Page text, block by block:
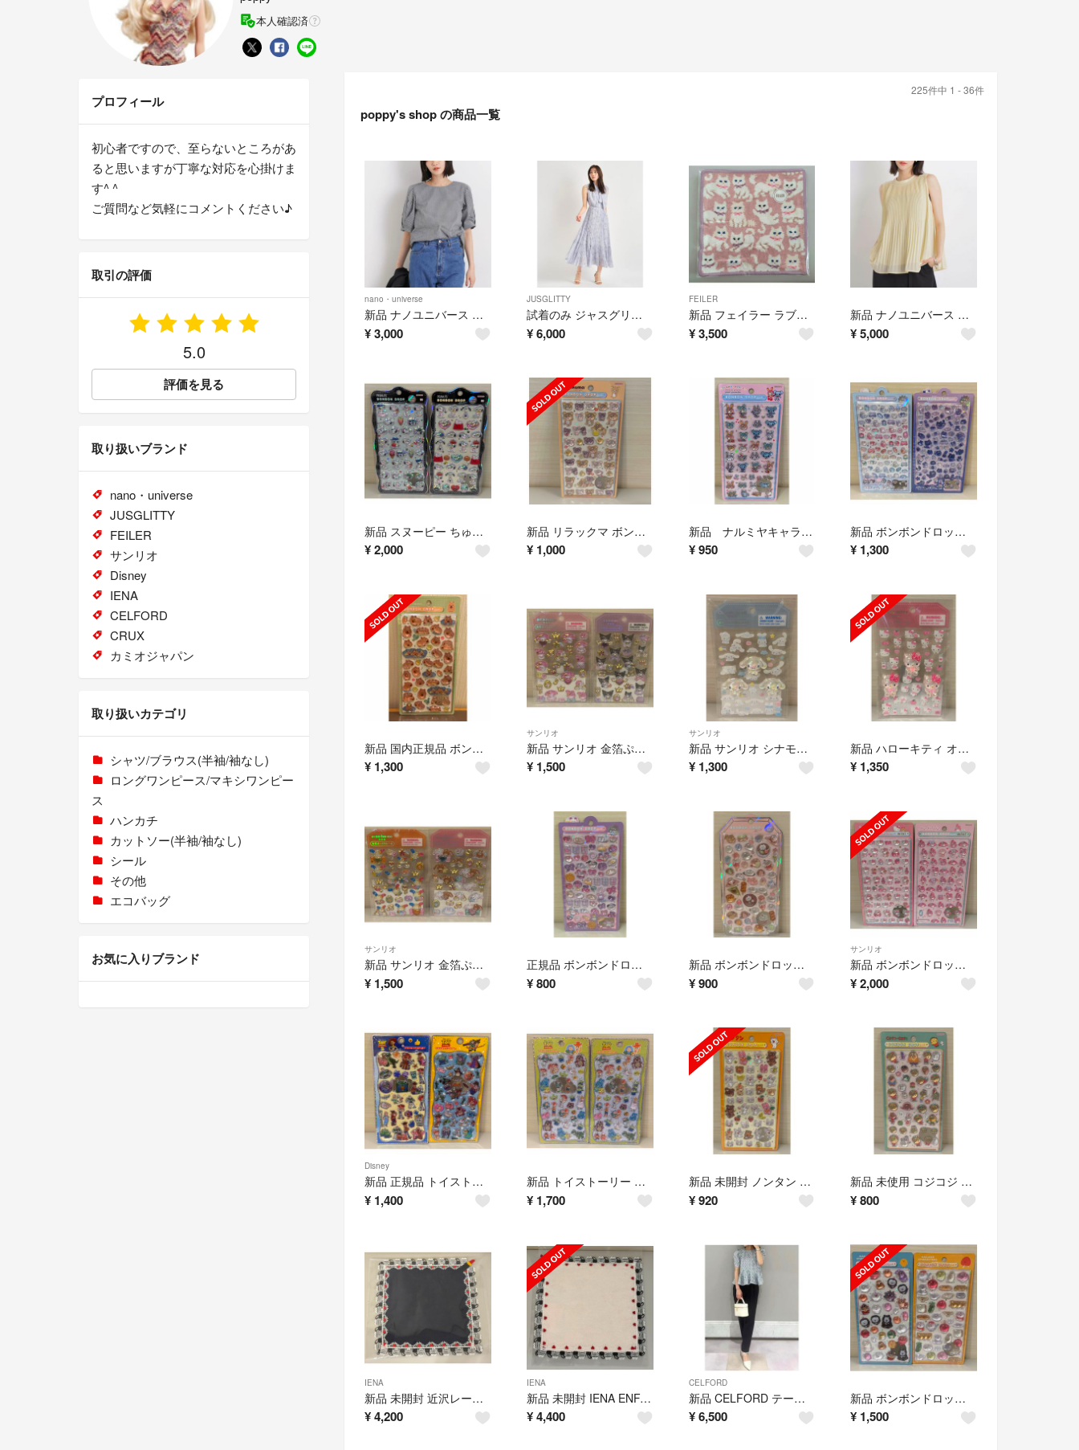
本人確認済
225件中 1 - 36件
poppy's shop の商品一覧
nano・universe
新品 ナノユニバース 変形スリーブプルオーバーブラウス ギンガムチェック
¥3,000
JUSGLITTY
試着のみ ジャスグリッティー ボウタイプリーツ ワンピース
¥6,000
FEILER
新品 フェイラー ラブラリーバイフェイラー モフモフネコチャン ハンカチ
¥ 3,500
新品 ナノユニバース プリーツノースリーブブラウス トップス
¥5,000
新品 スヌーピー ちゅるきら ボンボンドロップシール 2枚セット PEANUTS
¥2,000
新品 リラックマ ボンボンドロップシール BONBON DROP seal
¥ 1,000
新品 ナルミヤキャラクターズ ボンボンドロップシール メゾピアノ ポンポネット
¥ 950
新品 ボンボンドロップシール BONBON DROP seal 2枚セット
¥ 1,300
新品 国内正規品 ボンボンドロップシール カピバラ クーリア アニマル
¥ 1,300
サンリオ
新品 サンリオ 金箔ぷっくりシール マイメロディ クロミ 2枚セット
¥ 1,500
サンリオ
新品 サンリオ シナモロール オーロラ立体シール
¥ 1,300
新品 ハローキティ オーロラ立体シール サンリオ ぷっくりシール キティ
¥ 1,350
サンリオ
新品 サンリオ 金箔ぷっくりシール ウサハナ シュガーバニーズ セット
¥ 1,500
正規品 ボンボンドロップシール にーはおボンボン オリジナル
¥800
新品 ボンボンドロップシール シャーベットシリーズ シマエナガ
¥ 900
サンリオ
新品 ボンボンドロップシール mini ハローキティ マイメロディ 2枚セット
¥2,000
Disney
新品 正規品 トイストーリープチドロップステッカー 新作 トイストーリー5
¥ 1,400
新品 トイストーリー プチドロップステッカー 2枚セット ディズニー ピクサー
¥ 1,700
新品 未開封 ノンタン ボンボンドロップシール もぐもぐもぐ
¥ 920
新品 未使用 コジコジ ボンボンドロップシール さくらももこ
¥800
IENA
新品 未開封 近沢レース店別注 イエナ ハンカチ ネイビー レース
¥4,200
IENA
新品 未開封 IENA ENFANT イエナ 別注 近沢レース ピンク
¥4,400
CELFORD
新品 CELFORD テーパード パンツ ブラック CWFP254047
¥ 6,500
新品 ボンボンドロップシール ナガノキャラクターズ 2種類セット 2枚セット
¥ 1,500
プロフィール
初心者ですので、至らないところがあ
ると思いますが丁寧な対応を心掛けま
す^ ^
ご質問など気軽にコメントください♪
取引の評価
5.0
評価を見る
取り扱いブランド
nano・universe
JUSGLITTY
FEILER
サンリオ
Disney
IENA
CELFORD
CRUX
カミオジャパン
取り扱いカテゴリ
シャツ/ブラウス(半袖/袖なし)
ロングワンピース/マキシワンピー
ス
ハンカチ
カットソー(半袖/袖なし)
シール
その他
エコバッグ
お気に入りブランド